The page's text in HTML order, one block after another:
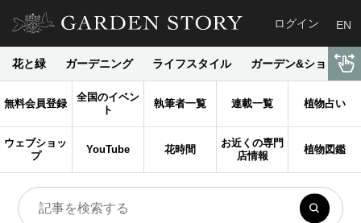
ログイン EN
花と緑 ガーデニング ライフスタイル ガーデン&ショップ
無料会員登録
全国のイベン
ト
執筆者一覧 連載一覧 植物占い
ウェブショッ
プ
YouTube 花時間
お近くの専門
店情報
植物図鑑